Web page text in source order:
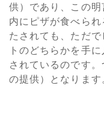
供）であり、この
内にピザが食べら
たされても、ただ
トのどちらかを手
されているのです
の提供）となります